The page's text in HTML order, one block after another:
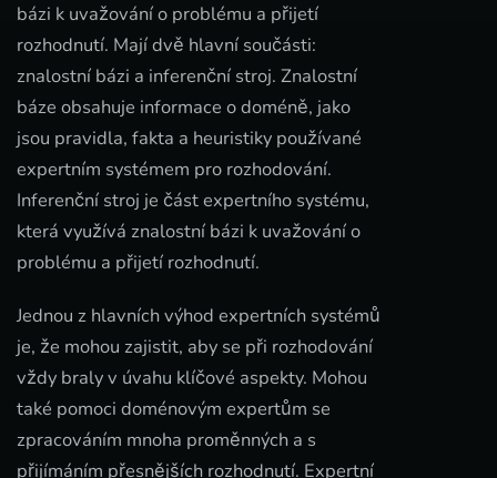
bázi k uvažování o problému a přijetí
rozhodnutí. Mají dvě hlavní součásti:
znalostní bázi a inferenční stroj. Znalostní
báze obsahuje informace o doméně, jako
jsou pravidla, fakta a heuristiky používané
expertním systémem pro rozhodování.
Inferenční stroj je část expertního systému,
která využívá znalostní bázi k uvažování o
problému a přijetí rozhodnutí.
Jednou z hlavních výhod expertních systémů
je, že mohou zajistit, aby se při rozhodování
vždy braly v úvahu klíčové aspekty. Mohou
také pomoci doménovým expertům se
zpracováním mnoha proměnných a s
přijímáním přesnějších rozhodnutí. Expertní